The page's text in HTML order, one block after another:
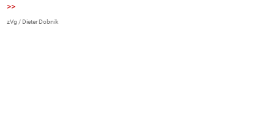
>>
zVg / Dieter Dobnik